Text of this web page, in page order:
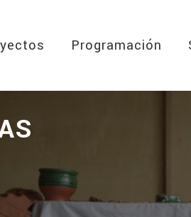
Programación